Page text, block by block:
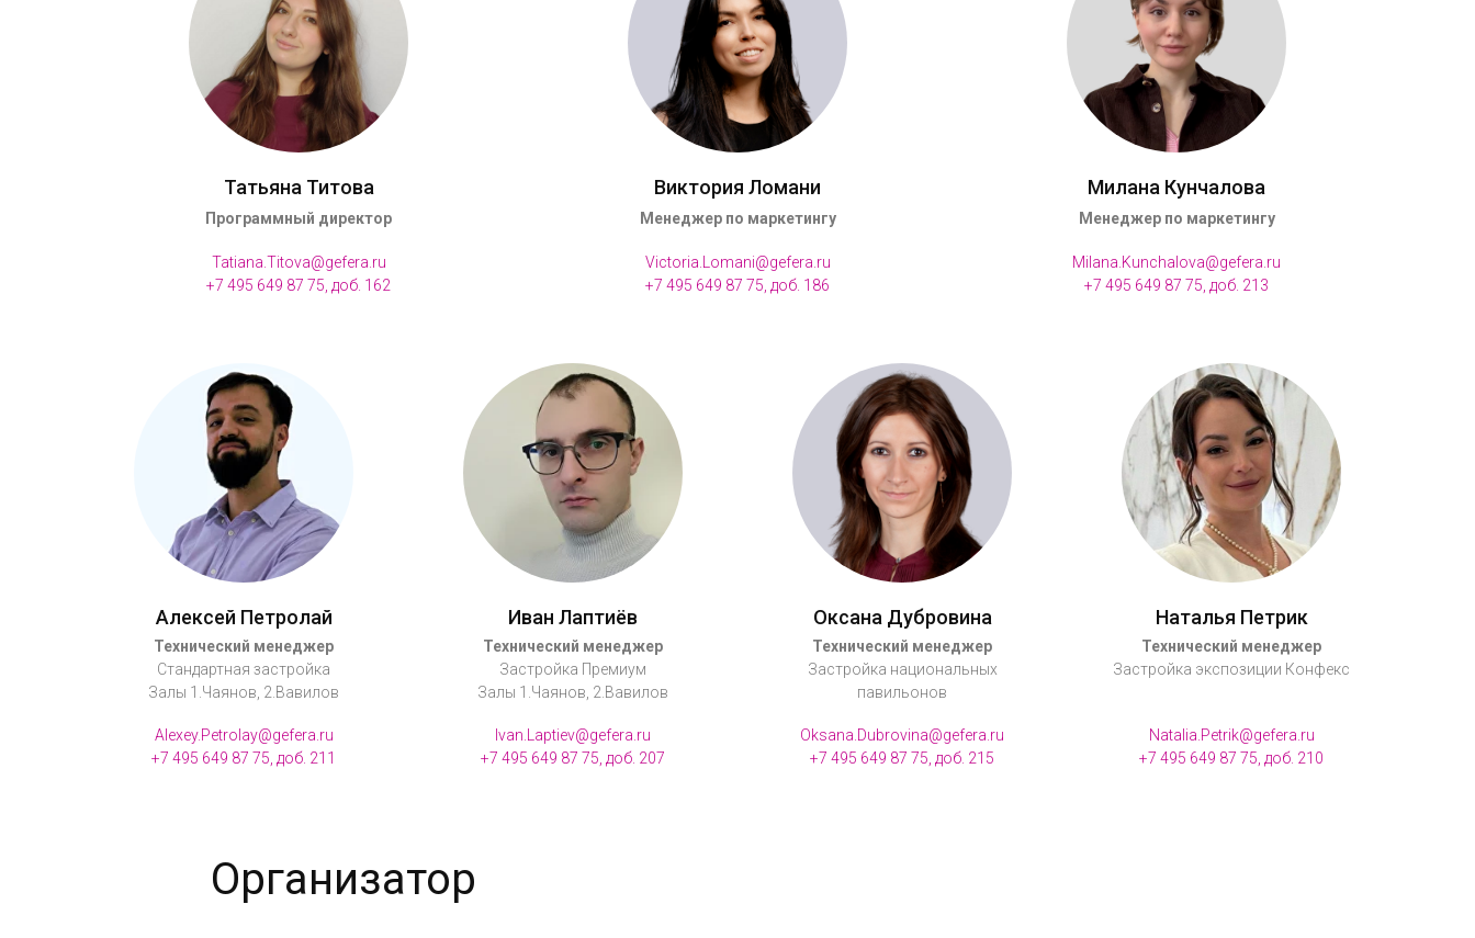
Татьяна Титова
Программный директор
Tatiana.Titova@gefera.ru
+7 495 649 87 75, доб. 162
Виктория Ломани
Менеджер по маркетингу
Victoria.Lomani@gefera.ru
+7 495 649 87 75, доб. 186
Милана Кунчалова
Менеджер по маркетингу
Milana.Kunchalova@gefera.ru
+7 495 649 87 75, доб. 213
Алексей Петролай
Технический менеджер
Стандартная застройка
Залы 1.Чаянов, 2.Вавилов
Alexey.Petrolay@gefera.ru
+7 495 649 87 75, доб. 211
Иван Лаптиёв
Технический менеджер
Застройка Премиум
Залы 1.Чаянов, 2.Вавилов
Ivan.Laptiev@gefera.ru
+7 495 649 87 75, доб. 207
Оксана Дубровина
Технический менеджер
Застройка национальных
павильонов
Oksana.Dubrovina@gefera.ru
+7 495 649 87 75, доб. 215
Наталья Петрик
Технический менеджер
Застройка экспозиции Конфекс
Natalia.Petrik@gefera.ru
+7 495 649 87 75, доб. 210
Организатор